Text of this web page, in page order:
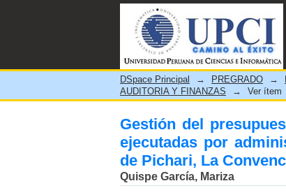
Gestión del
directa en la
DSpace Principal → PREGRADO →
AUDITORIA Y FINANZAS
→ Ver ítem
Gestión del
ejecutadas por
de Pichari, La
Quispe García, Mariza